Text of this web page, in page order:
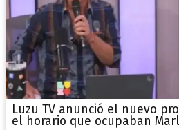
Luzu TV anunció el nuevo
el horario que ocupaban